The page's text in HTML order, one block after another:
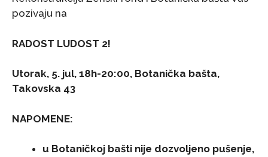
pozivaju na
RADOST LUDOST 2!
Utorak, 5. jul, 18h-20:00, Botanička bašta,
Takovska 43
NAPOMENE:
u Botaničkoj bašti nije dozvoljeno pušenje,